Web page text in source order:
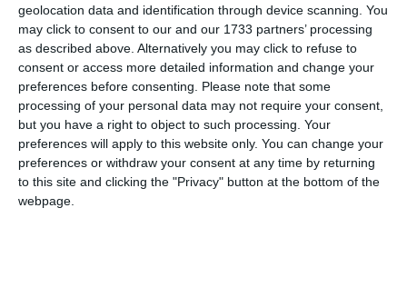
geolocation data and identification through device scanning. You
may click to consent to our and our 1733 partners’ processing
as described above. Alternatively you may click to refuse to
consent or access more detailed information and change your
preferences before consenting. Please note that some
processing of your personal data may not require your consent,
but you have a right to object to such processing. Your
preferences will apply to this website only. You can change your
preferences or withdraw your consent at any time by returning
to this site and clicking the "Privacy" button at the bottom of the
webpage.
COMENTARII
Nume
Email